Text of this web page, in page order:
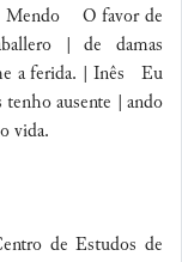
| Mendo O favor de
| de damas
a ferida. | Inês Eu
ausente | ando
vida.
de Estudos de